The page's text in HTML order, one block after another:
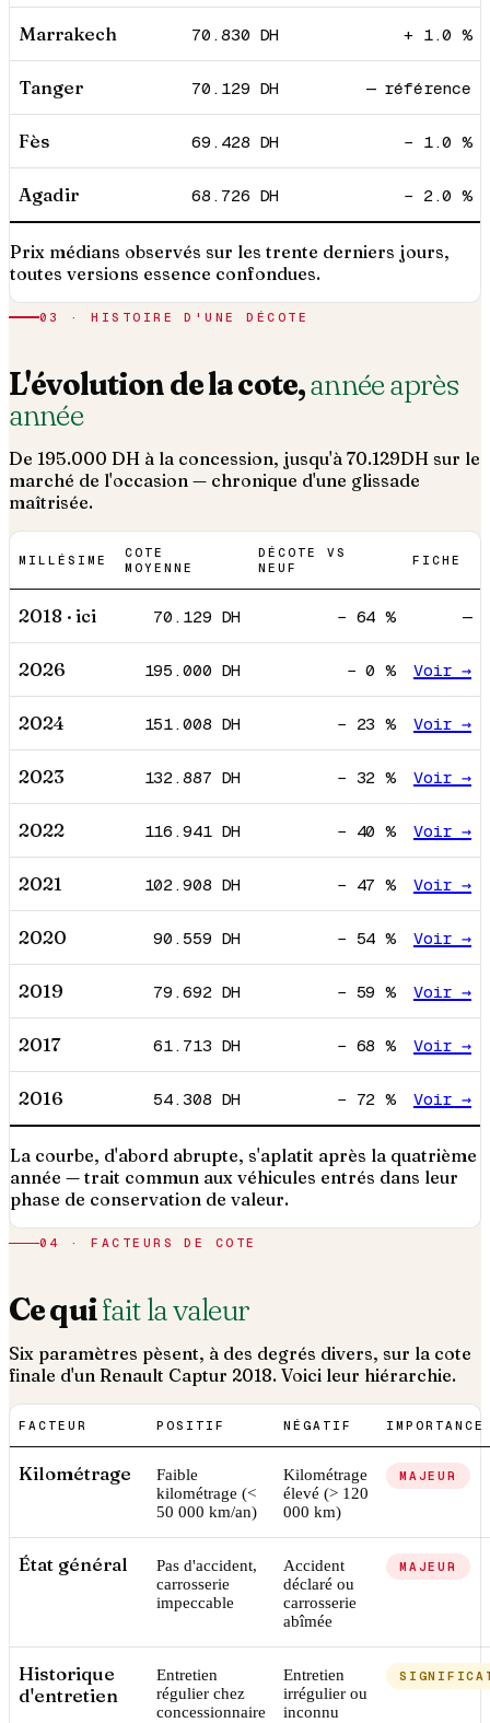
Marrakech 70.830 DH + 1.0 %
Tanger 70.129 DH — référence
Fès 69.428 DH − 1.0 %
Agadir 68.726 DH − 2.0 %
Prix médians observés sur les trente derniers jours,
toutes versions essence confondues.
03 · HISTOIRE D'UNE DÉCOTE
L'évolution de la cote,année après
année
De 195.000 DH à la concession, jusqu'à 70.129DH sur le
marché de l'occasion — chronique d'une glissade
maîtrisée.
MILLÉSIME
COTE
MOYENNE
DÉCOTE VS
NEUF
FICHE
2018 · ici 70.129 DH − 64 % —
2026 195.000 DH −0 % Voir →
2024 151.008 DH − 23 % Voir →
2023 132.887 DH − 32 % Voir →
2022 116.941DH − 40 % Voir →
2021 102.908 DH − 47 % Voir →
2020 90.559 DH − 54 % Voir →
2019 79.692 DH − 59 % Voir →
2017 61.713 DH − 68 % Voir →
2016 54.308 DH − 72 % Voir →
La courbe, d'abord abrupte, s'aplatit après la quatrième
année — trait commun aux véhicules entrés dans leur
phase de conservation de valeur.
04 · FACTEURS DE COTE
Ce quifait la valeur
Six paramètres pèsent, à des degrés divers, sur la cote
finale d'un Renault Captur 2018. Voici leur hiérarchie.
FACTEUR POSITIF NÉGATIF IMPORTANCE
Kilométrage
Faible
kilométrage (<
50 000 km/an)
Kilométrage
élevé (> 120
000 km)
MAJEUR
État général
Pas d'accident,
carrosserie
impeccable
Accident
déclaré ou
carrosserie
abîmée
MAJEUR
Historique
d'entretien
Entretien
régulier chez
concessionnaire
Entretien
irrégulier ou
inconnu